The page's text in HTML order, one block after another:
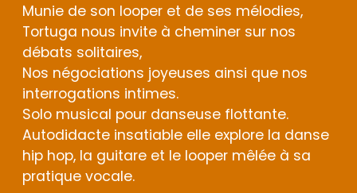
Munie de son looper et de ses mélodies,
Tortuga nous invite à cheminer sur nos
débats solitaires,
Nos négociations joyeuses ainsi que nos
interrogations intimes.
Solo musical pour danseuse flottante.
Autodidacte insatiable elle explore la danse
hip hop, la guitare et le looper mêlée à sa
pratique vocale.